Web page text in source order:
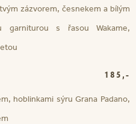
zázvorem, česnekem a bílým
garniturou s řasou Wakame,
hoblinkami sýru Grana Padano,
185,-